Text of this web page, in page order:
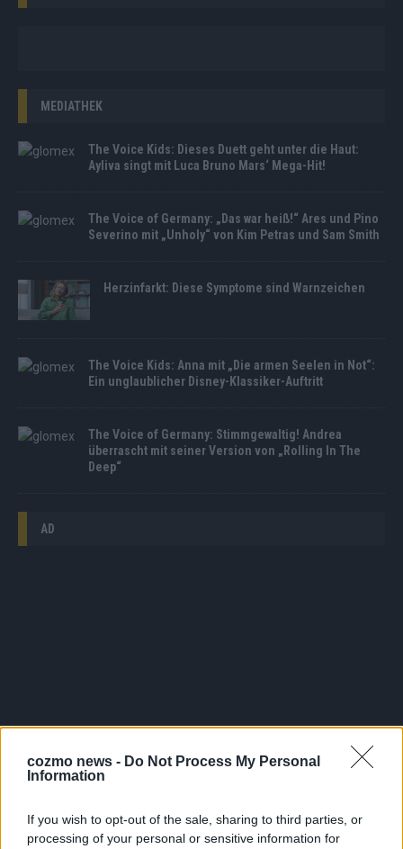
cozmo news - Do Not Process My Personal
Information
If you wish to opt-out of the sale, sharing to third parties, or
processing of your personal or sensitive information for
MEDIATHEK
The Voice Kids: Dieses Duett geht unter die Haut:
Ayliva singt mit Luca Bruno Mars‘ Mega-Hit!
The Voice of Germany: „Das war heiß!“ Ares und Pino
Severino mit „Unholy“ von Kim Petras und Sam Smith
Herzinfarkt: Diese Symptome sind Warnzeichen
The Voice Kids: Anna mit „Die armen Seelen in Not“:
Ein unglaublicher Disney-Klassiker-Auftritt
The Voice of Germany: Stimmgewaltig! Andrea
überrascht mit seiner Version von „Rolling In The
Deep“
AD
WERBE BEI UNS!